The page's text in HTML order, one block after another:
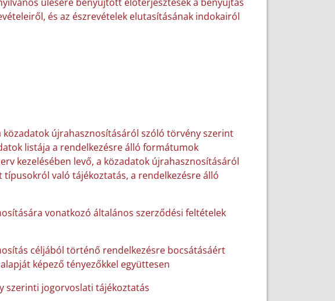
és az észrevételek elutasításának indokairól
közadatok újrahasznosításáról szóló törvény szerint
listája a rendelkezésre álló formátumok
kezelésében levő, a közadatok újrahasznosításáról
való tájékoztatás, a rendelkezésre álló
vonatkozó általános szerződési feltételek
céljából történő rendelkezésre bocsátásáért
képező tényezőkkel együttesen
szerinti jogorvoslati tájékoztatás